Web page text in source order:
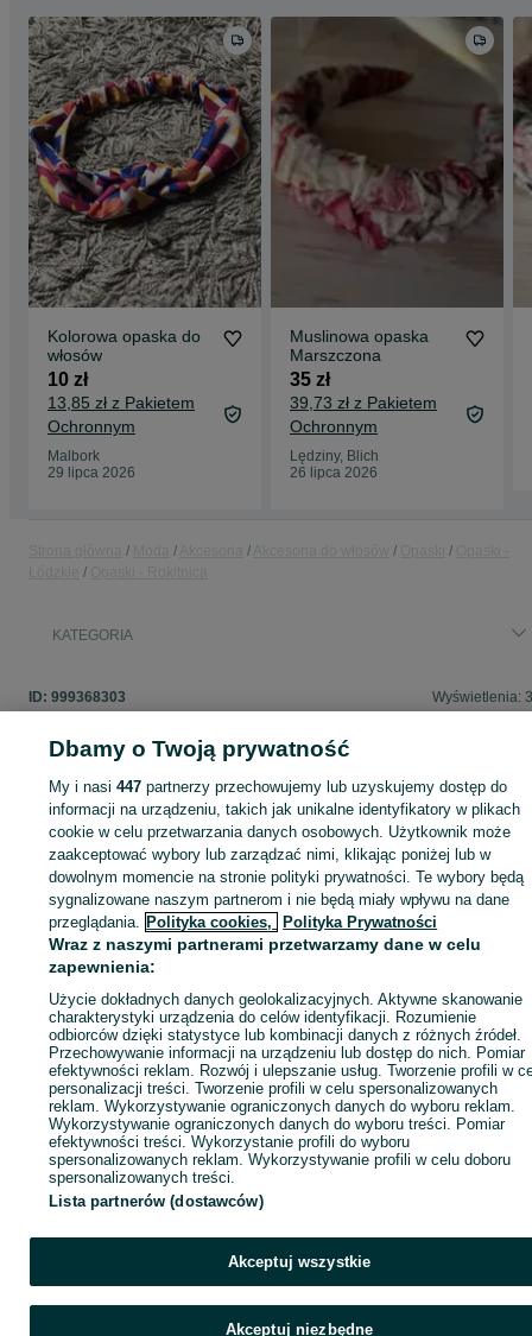
Kolorowa opaska do
włosów
10 zł
13,85 zł z Pakietem
Ochronnym
Malbork
29 lipca 2026
Muslinowa opaska
Marszczona
35 zł
39,73 zł z Pakietem
Ochronnym
Lędziny, Blich
26 lipca 2026
KATEGORIA
ID: 999368303 Wyświetlenia:
Zaloguj się lub załóż konto na OLX, aby skontaktować się z
sprzedającym
Zaloguj się / Załóż konto
Wyślij wiadomość
Dbamy o Twoją prywatność
My i nasi447 partnerzy przechowujemy lub uzyskujemy dostęp do
informacji na urządzeniu, takich jak unikalne identyfikatory w plikach
cookie w celu przetwarzania danych osobowych. Użytkownik może
zaakceptować wybory lub zarządzać nimi, klikając poniżej lub w
dowolnym momencie na stronie polityki prywatności. Te wybory będą
sygnalizowane naszym partnerom i nie będą miały wpływu na dane
przeglądania. Polityka cookies, Polityka Prywatności
Wraz z naszymi partnerami przetwarzamy dane w celu
zapewnienia:
Użycie dokładnych danych geolokalizacyjnych. Aktywne skanowanie
charakterystyki urządzenia do celów identyfikacji. Rozumienie
odbiorców dzięki statystyce lub kombinacji danych z różnych źródeł.
Przechowywanie informacji na urządzeniu lub dostęp do nich. Pomiar
efektywności reklam. Rozwój i ulepszanie usług. Tworzenie profili w
personalizacji treści. Tworzenie profili w celu spersonalizowanych
reklam. Wykorzystywanie ograniczonych danych do wyboru reklam.
Wykorzystywanie ograniczonych danych do wyboru treści. Pomiar
efektywności treści. Wykorzystanie profili do wyboru
spersonalizowanych reklam. Wykorzystywanie profili w celu doboru
spersonalizowanych treści.
Lista partnerów (dostawców)
Akceptuj wszystkie
Akceptuj niezbędne